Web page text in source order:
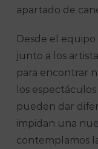
apartado de
Desde el
junto a los
para encontrar
los
pueden dar
impidan una
contemplamos